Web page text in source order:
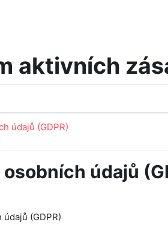
aktivních
údajů (GDPR)
údajů
(GDPR)